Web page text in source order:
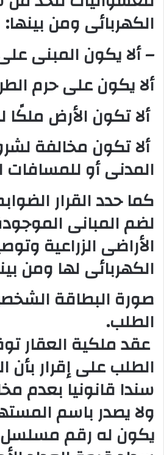
الكهربائى ومن بينها:
– ألا يكون المبنى
ألا يكون على حرم
ألا تكون الأرض ملكًا
ألا تكون مخالفة
المدنى أو للمسافات
كما حدد القرار
لضم المبانى
الأراضى الزراعية
الكهربائى لها ومن
صورة البطاقة
الطلب.
عقد ملكية العقار
الطلب على إقرار بأن
سندا قانونيا بعدم
ولا يصدر باسم
يكون له رقم